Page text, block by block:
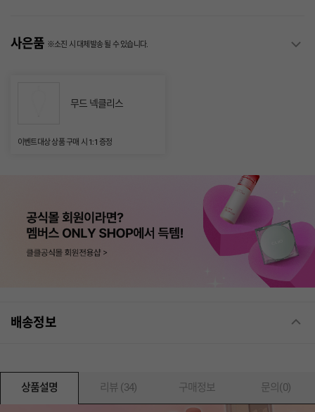
사은품 ※소진 시 대체발송 될 수 있습니다.
무드 넥클리스
이벤트대상 상품 구매 시 1:1 증정
배송정보
상품설명 리뷰 (34) 구매정보 문의(0)